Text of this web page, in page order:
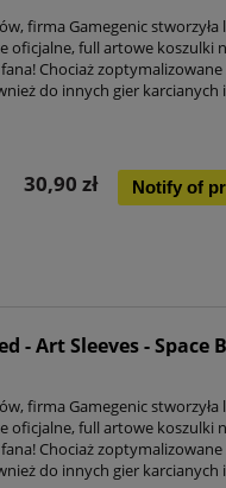
firma Gamegenic stworzyła
oficjalne, full artowe koszulki
Chociaż zoptymalizowane
do innych gier karcianych
30,90 zł Notify of
- Art Sleeves - Space
firma Gamegenic stworzyła
oficjalne, full artowe koszulki
Chociaż zoptymalizowane
do innych gier karcianych